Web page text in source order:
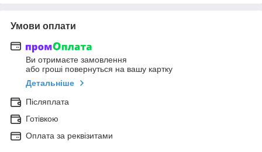
Умови оплати
Ви отримаєте замовлення
або гроші повернуться на вашу картку
Детальніше
Післяплата
Готівкою
Оплата за реквізитами